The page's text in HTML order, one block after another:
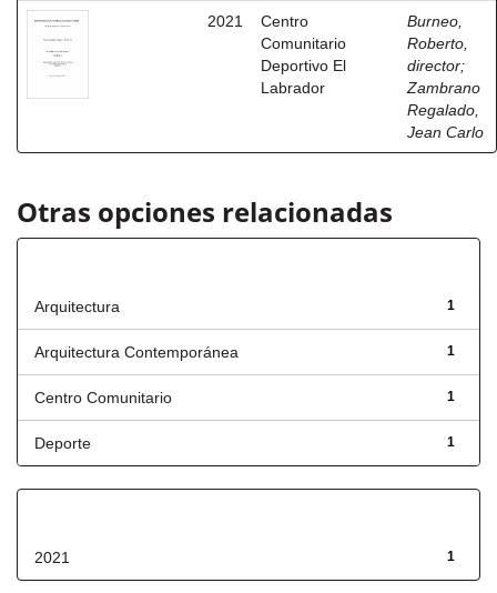
2021
Centro
Comunitario
Deportivo El
Labrador
Burneo,
Roberto,
director;
Zambrano
Regalado,
Jean Carlo
Otras opciones relacionadas
1
Arquitectura
1
Arquitectura Contemporánea
1
Centro Comunitario
1
Deporte
1
2021